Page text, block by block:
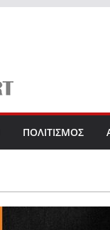
ΠΟΛΙΤΙΣΜΟΣ